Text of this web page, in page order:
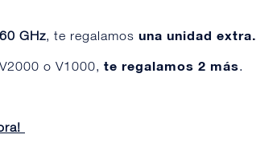
GHz, te regalamos una unidad extra.
V2000 o V1000, te regalamos 2 más.